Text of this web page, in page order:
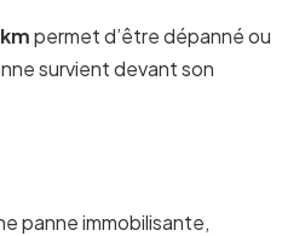
permet d’être dépanné ou
survient devant son
panne immobilisante,